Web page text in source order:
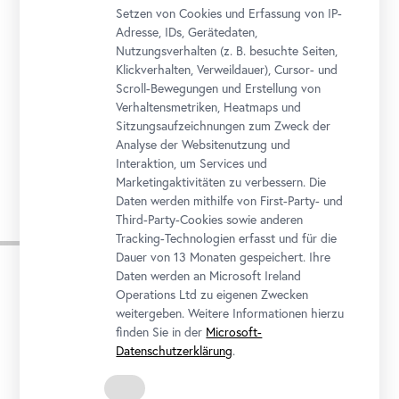
Belvedere 21
Arsenalstraße 1, 1030 Wien
Folgetermine
MITTWOCH
16
SEPTEMBER
MITTWOCH
Setzen von Cookies und Erfassung von IP-
Adresse, IDs, Gerätedaten,
Nutzungsverhalten (z. B. besuchte Seiten,
Klickverhalten, Verweildauer), Cursor- und
Scroll-Bewegungen und Erstellung von
Verhaltensmetriken, Heatmaps und
Sitzungsaufzeichnungen zum Zweck der
Analyse der Websitenutzung und
Interaktion, um Services und
Marketingaktivitäten zu verbessern. Die
Daten werden mithilfe von First-Party- und
Third-Party-Cookies sowie anderen
Tracking-Technologien erfasst und für die
Dauer von 13 Monaten gespeichert. Ihre
Daten werden an Microsoft Ireland
Operations Ltd zu eigenen Zwecken
weitergeben. Weitere Informationen hierzu
finden Sie in der Microsoft-
Datenschutzerklärung.